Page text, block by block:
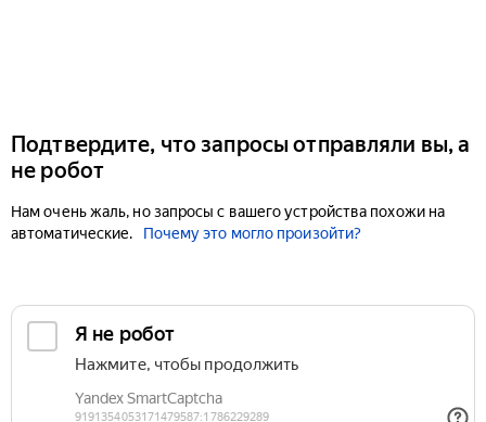
Подтвердите, что запросы отправляли вы, а
не робот
Нам очень жаль, но запросы с вашего устройства похожи на
автоматические.
Почему это могло произойти?